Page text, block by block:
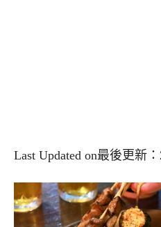
Last Updated on最後更新